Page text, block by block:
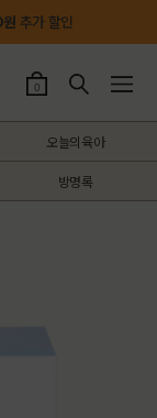
추가 할인
0
오늘의육아
방명록